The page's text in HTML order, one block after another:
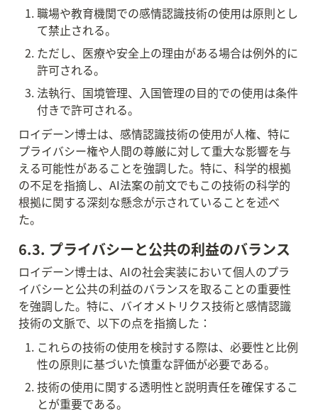
職場や教育機関での感情認識技術の使用は原則とし
て禁止される。
ただし、医療や安全上の理由がある場合は例外的に
許可される。
法執行、国境管理、入国管理の目的での使用は条件
付きで許可される。
ロイデーン博士は、感情認識技術の使用が人権、特に
プライバシー権や人間の尊厳に対して重大な影響を与
える可能性があることを強調した。特に、科学的根拠
の不足を指摘し、AI法案の前文でもこの技術の科学的
根拠に関する深刻な懸念が示されていることを述べ
た。
6.3. プライバシーと公共の利益のバランス
ロイデーン博士は、AIの社会実装において個人のプラ
イバシーと公共の利益のバランスを取ることの重要性
を強調した。特に、バイオメトリクス技術と感情認識
技術の文脈で、以下の点を指摘した：
これらの技術の使用を検討する際は、必要性と比例
性の原則に基づいた慎重な評価が必要である。
技術の使用に関する透明性と説明責任を確保するこ
とが重要である。